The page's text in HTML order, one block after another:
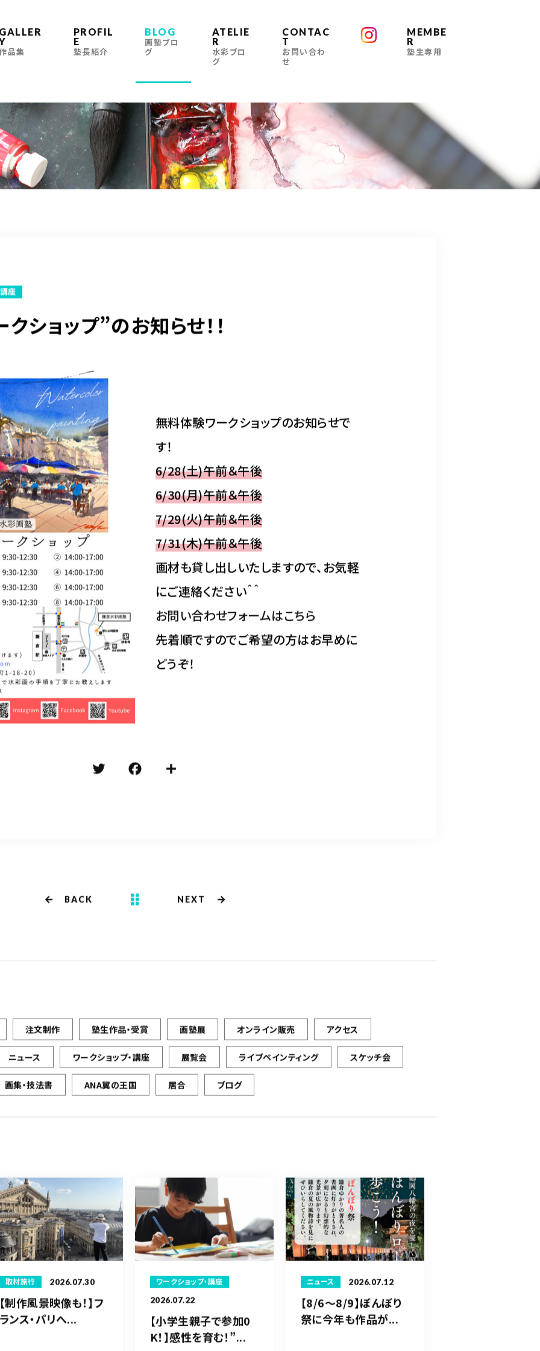
品集
PROFIL
E
塾長紹介
BLOG
画塾ブロ
グ
ATELIE
R
水彩ブロ
グ
CONTAC
T
お問い合わ
せ
MEMBE
R
塾生専用
座
ショップ”のお知らせ！！
無料体験ワークショップのお知らせで
す！
6/28(土)午前＆午後
6/30(月)午前＆午後
7/29(火)午前＆午後
7/31(木)午前＆午後
画材も貸し出しいたしますので、お気軽
にご連絡ください＾＾
お問い合わせフォームはこちら
先着順ですのでご希望の方はお早めに
どうぞ！
BACK NEXT
注文制作 塾生作品・受賞 画塾展 オンライン販売 アクセス
ニュース ワークショップ・講座 展覧会 ライブペインティング スケッチ会
画集・技法書 ANA翼の王国 居合 ブログ
取材旅行 2026.07.30
【制作風景映像も！】フ
ランス・パリへ...
ワークショップ・講座
2026.07.22
【小学生親子で参加0
K！】感性を育む！”...
ニュース 2026.07.12
【8/6〜8/9】ぼんぼり
祭に今年も作品が...